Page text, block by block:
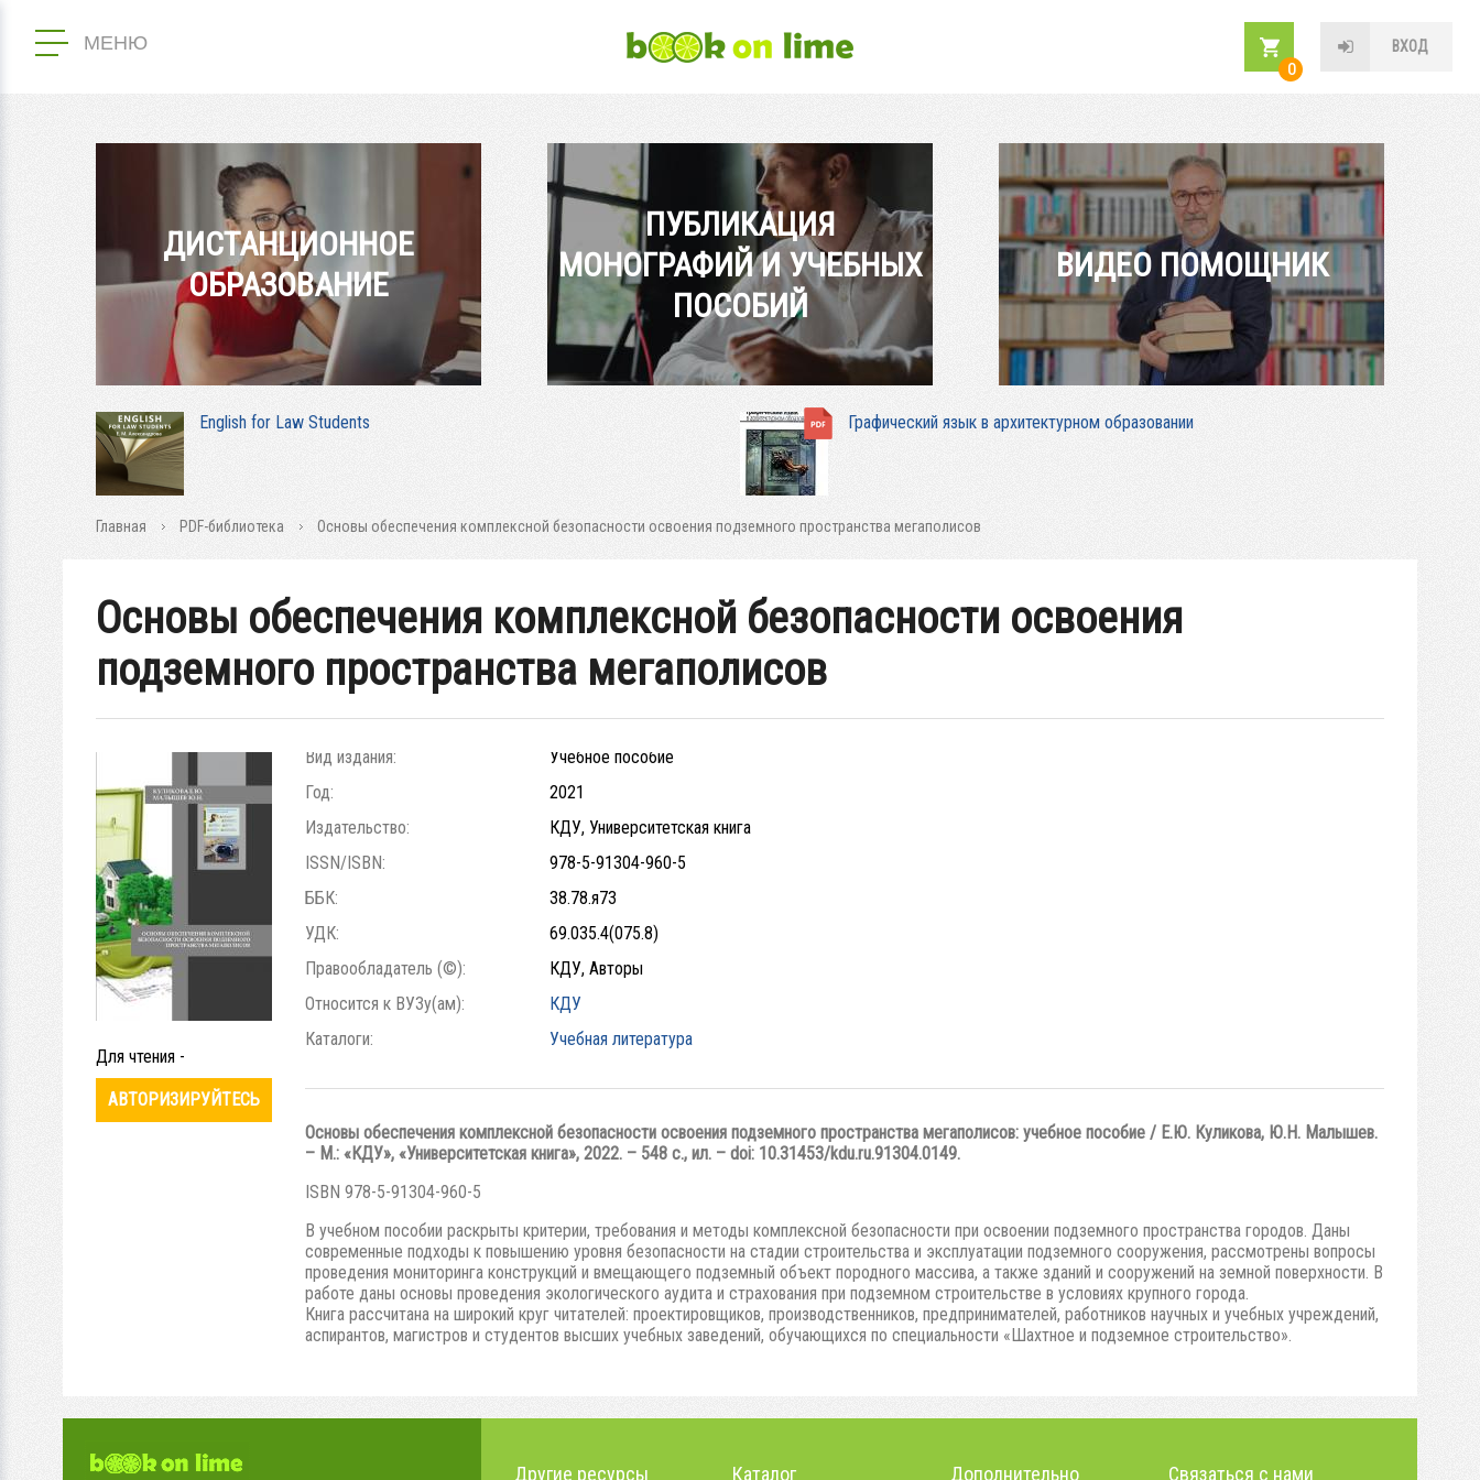
МЕНЮ
ВХОД
0
ДИСТАНЦИОННОЕ
ОБРАЗОВАНИЕ
ПУБЛИКАЦИЯ
МОНОГРАФИЙ И УЧЕБНЫХ
ПОСОБИЙ
ВИДЕО ПОМОЩНИК
English for Law Students Графический язык в архитектурном образовании
Главная PDF-библиотека Основы обеспечения комплексной безопасности освоения подземного пространства мегаполисов
Основы обеспечения комплексной безопасности освоения
подземного пространства мегаполисов
Для чтения -
АВТОРИЗИРУЙТЕСЬ
Вид издания:
Учебное пособие
Год:
2021
Издательство:
КДУ, Университетская книга
ISSN/ISBN:
978-5-91304-960-5
ББК:
38.78.я73
УДК:
69.035.4(075.8)
Правообладатель (©):
КДУ, Авторы
Относится к ВУЗу(ам):
КДУ
Каталоги:
Учебная литература
Основы обеспечения комплексной безопасности освоения подземного пространства мегаполисов: учебное пособие / Е.Ю. Куликова, Ю.Н. Малышев.
– М.: «КДУ», «Университетская книга», 2022. – 548 с., ил. – doi: 10.31453/kdu.ru.91304.0149.
ISBN 978-5-91304-960-5
В учебном пособии раскрыты критерии, требования и методы комплексной безопасности при освоении подземного пространства городов. Даны
современные подходы к повышению уровня безопасности на стадии строительства и эксплуатации подземного сооружения, рассмотрены вопросы
проведения мониторинга конструкций и вмещающего подземный объект породного массива, а также зданий и сооружений на земной поверхности. В
работе даны основы проведения экологического аудита и страхования при подземном строительстве в условиях крупного города.
Книга рассчитана на широкий круг читателей: проектировщиков, производственников, предпринимателей, работников научных и учебных учреждений,
аспирантов, магистров и студентов высших учебных заведений, обучающихся по специальности «Шахтное и подземное строительство».
Другие ресурсы Каталог Дополнительно Связаться с нами